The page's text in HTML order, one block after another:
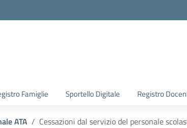
Famiglie Sportello Digitale Registro
ATA Cessazioni dal servizio del personale